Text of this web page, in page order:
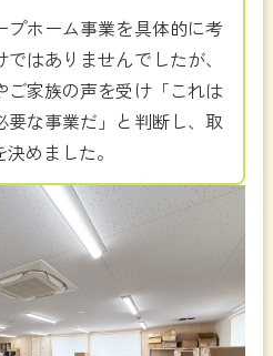
プホーム事業を具体的に考
はありませんでしたが、
ご家族の声を受け「これは
要な事業だ」と判断し、取
めました。